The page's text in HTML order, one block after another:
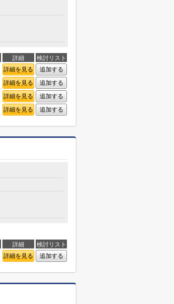
詳細
検討リスト
詳細を見る
追加する
詳細を見る
追加する
詳細を見る
追加する
詳細を見る 追加する
詳細
検討リスト
詳細を見る 追加する